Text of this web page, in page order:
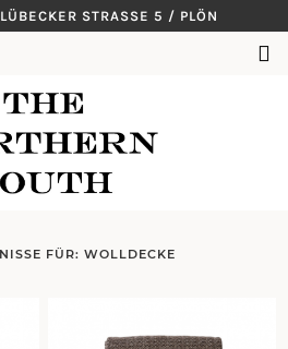
STRASSE 5 / PLÖN
SUCHEN
FÜR: WOLLDECKE